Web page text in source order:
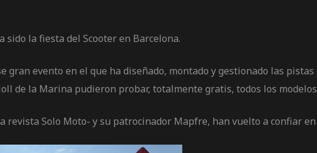
sido la fiesta del Scooter en Barcelona.
gran evento en el que ha diseñado, montado y gestionado las
de la Marina pudieron probar, totalmente gratis, todos los
revista Solo Moto- y su patrocinador Mapfre, han vuelto a confiar